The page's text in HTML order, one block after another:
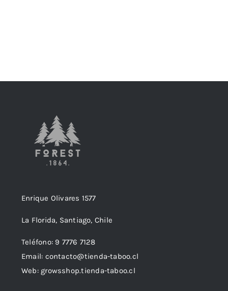
Enrique Olivares 1577
La Florida, Santiago, Chile
Teléfono: 9 7776 7128
Email: contacto@tienda-taboo.cl
Web: growsshop.tienda-taboo.cl